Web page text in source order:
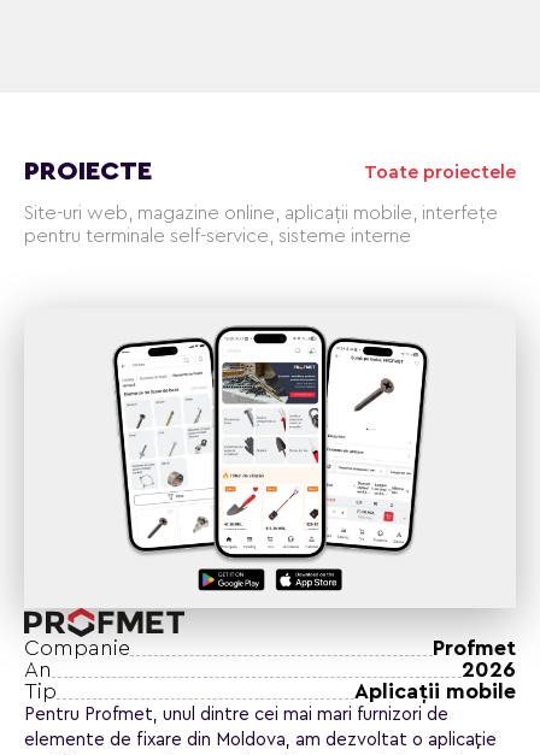
PROIECTE
Site-uri web, magazine online, aplicații mobile, interfețe
pentru terminale self-service, sisteme interne
Toate proiectele
Companie
Profmet
An
2026
Tip
Aplicaţii mobile
Pentru Profmet, unul dintre cei mai mari furnizori de
elemente de fixare din Moldova, am dezvoltat o aplicație